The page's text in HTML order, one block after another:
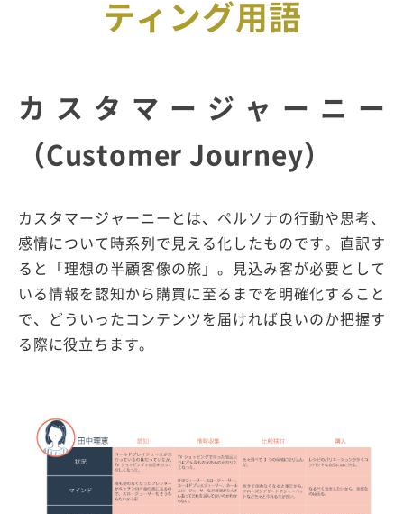
ティング用語
カスタマージャーニー
（Customer Journey）
カスタマージャーニーとは、ペルソナの行動や思考、
感情について時系列で見える化したものです。直訳す
ると「理想の半顧客像の旅」。見込み客が必要として
いる情報を認知から購買に至るまでを明確化すること
で、どういったコンテンツを届ければ良いのか把握す
る際に役立ちます。